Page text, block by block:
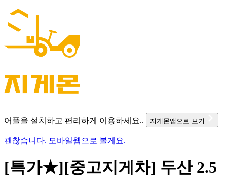
어플을 설치하고 편리하게 이용하세요.. 지게몬앱으로 보기
괜찮습니다. 모바일웹으로 볼게요.
[특가★][중고지게차] 두산 2.5